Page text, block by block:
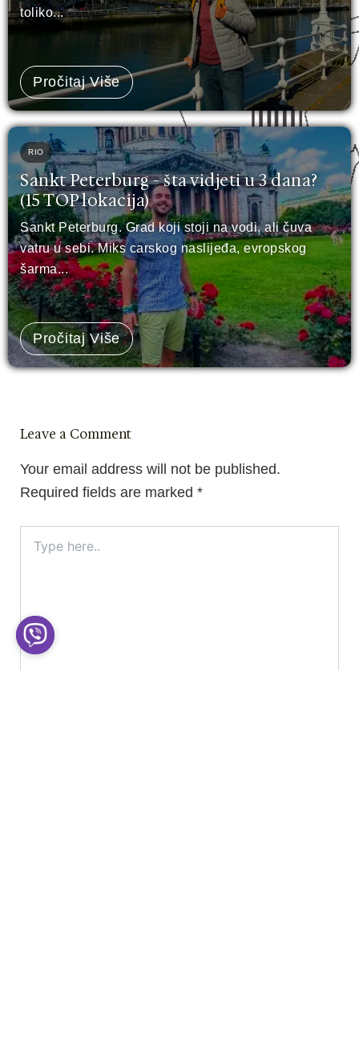
toliko...
Pročitaj Više
RIO
Sankt Peterburg - šta vidjeti u 3 dana?
(15 TOP lokacija)
Sankt Peterburg. Grad koji stoji na vodi, ali čuva
vatru u sebi. Miks carskog naslijeđa, evropskog
šarma...
Pročitaj Više
Leave a Comment
Your email address will not be published.
Required fields are marked *
here..